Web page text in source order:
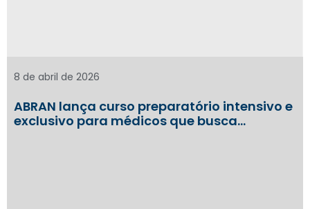
ABRAN lança curso preparatório intensivo e
exclusivo para médicos que busca…
8 de abril de 2026